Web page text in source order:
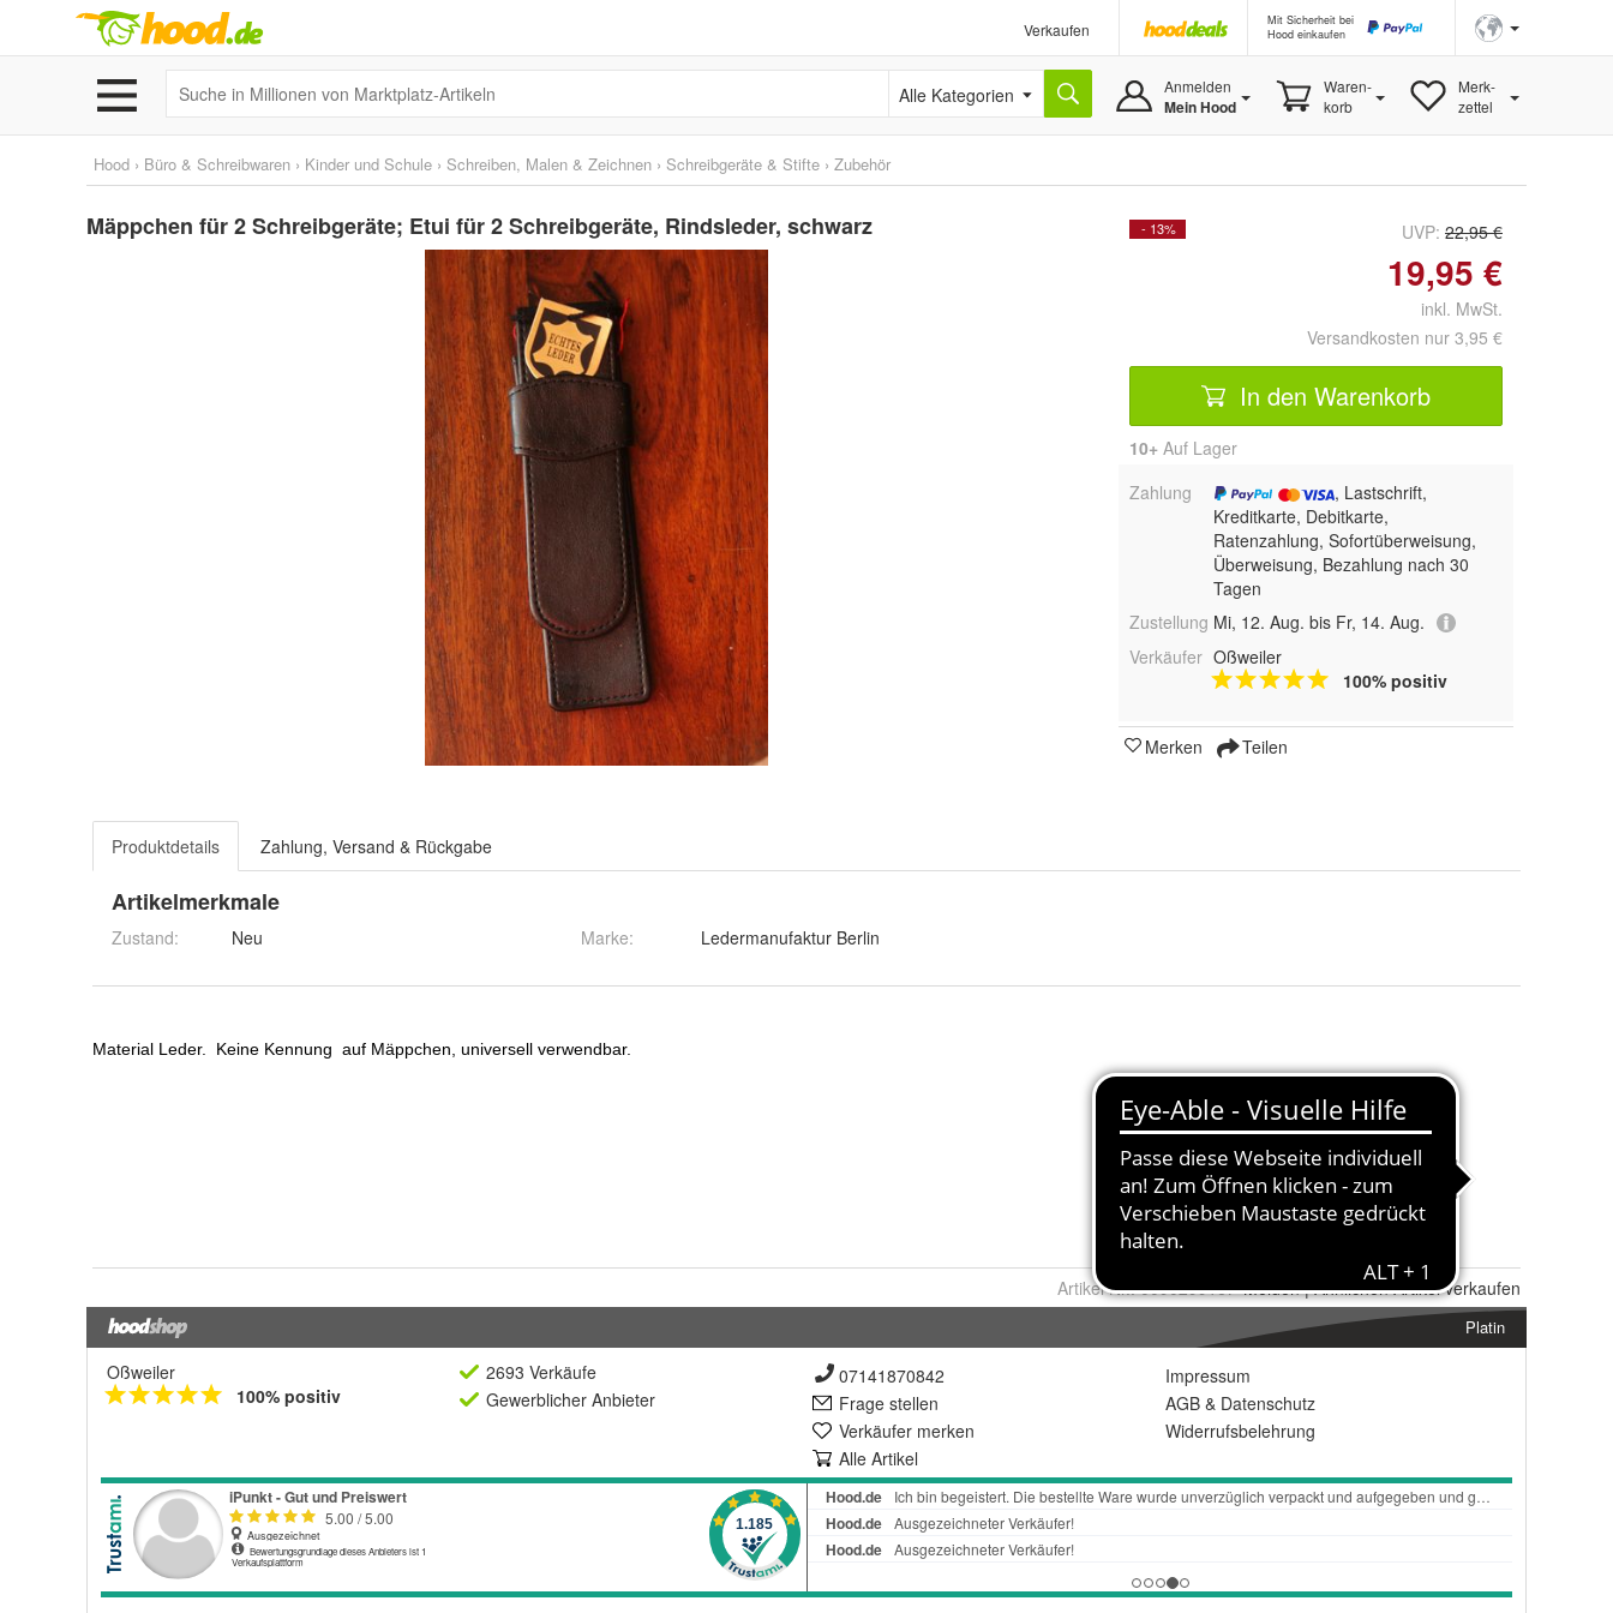
Verkaufen
Mit Sicherheit bei
Hood einkaufen
Alle Kategorien Anmelden
Mein Hood
Waren-
korb
Merk-
zettel
Hood › Büro & Schreibwaren › Kinder und Schule › Schreiben, Malen & Zeichnen › Schreibgeräte & Stifte › Zubehör
Mäppchen für 2 Schreibgeräte; Etui für 2 Schreibgeräte, Rindsleder, schwarz - 13% UVP: 22,95 €
19,95 €
inkl. MwSt.
Versandkosten nur 3,95 €
In den Warenkorb
10+ Auf Lager
Zahlung
, Lastschrift,
Kreditkarte, Debitkarte,
Ratenzahlung, Sofortüberweisung,
Überweisung, Bezahlung nach 30
Tagen
Zustellung Mi, 12. Aug. bis Fr, 14. Aug.
Verkäufer Oßweiler
100% positiv
Merken Teilen
Produktdetails Zahlung, Versand & Rückgabe
Artikelmerkmale
Zustand: Neu Marke: Ledermanufaktur Berlin
Artikel Nr.:0090299167 Melden|ÄhnlichenArtikel verkaufen
Platin
Oßweiler
100% positiv
2693 Verkäufe
Gewerblicher Anbieter
07141870842
Frage stellen
Verkäufer merken
Alle Artikel
Impressum
AGB & Datenschutz
Widerrufsbelehrung